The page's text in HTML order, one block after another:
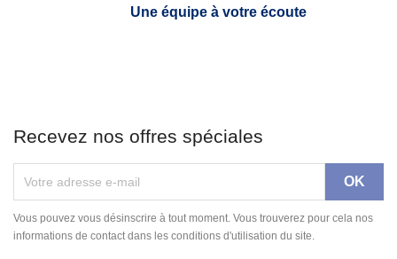
Une équipe à votre écoute
Recevez nos offres spéciales
Vous pouvez vous désinscrire à tout moment. Vous trouverez pour cela nos
informations de contact dans les conditions d'utilisation du site.